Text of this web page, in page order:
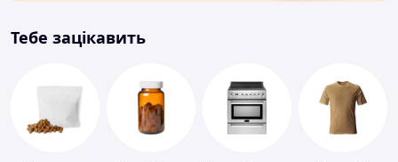
Тебе зацікавить